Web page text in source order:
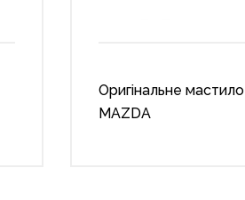
Оригінальне мастило
MAZDA